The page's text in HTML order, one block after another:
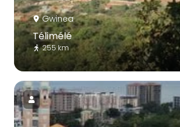
Gwinea
Télimélé
255 km